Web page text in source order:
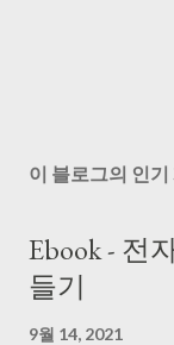
이 블로그의 인
Ebook - 전
들기
9월 14, 2021